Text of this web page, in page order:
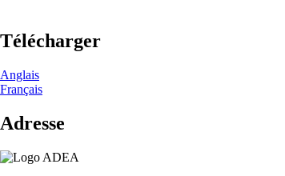
Télécharger
Anglais
Français
Adresse